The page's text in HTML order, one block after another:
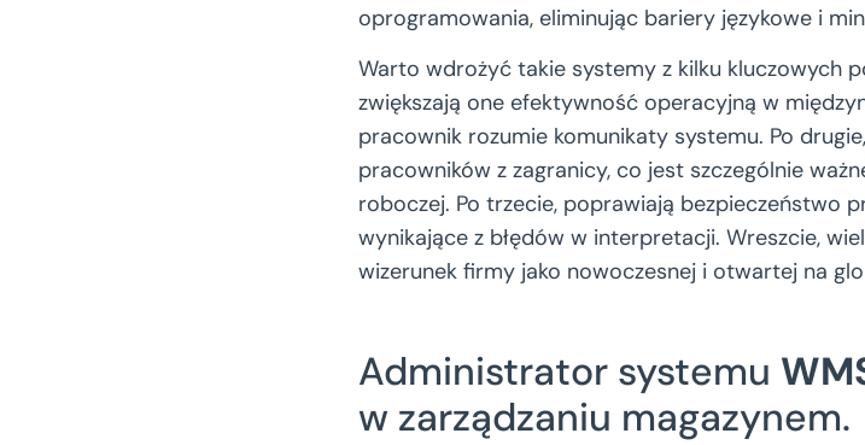
oprogramowania, eliminując bariery językowe i
Warto wdrożyć takie systemy z kilku kluczowych
zwiększają one efektywność operacyjną w
pracownik rozumie komunikaty systemu. Po
pracowników z zagranicy, co jest szczególnie
roboczej. Po trzecie, poprawiają bezpieczeństwo
wynikające z błędów w interpretacji. Wreszcie,
wizerunek firmy jako nowoczesnej i otwartej na
Administrator systemu
w zarządzaniu magazynem.